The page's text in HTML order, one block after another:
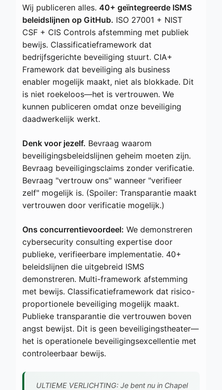
Wij publiceren alles. 40+ geïntegreerde ISMS
beleidslijnen op GitHub. ISO 27001 + NIST
CSF + CIS Controls afstemming met publiek
bewijs. Classificatieframework dat
bedrijfsgerichte beveiliging stuurt. CIA+
Framework dat beveiliging als business
enabler mogelijk maakt, niet als blokkade. Dit
is niet roekeloos—het is vertrouwen. We
kunnen publiceren omdat onze beveiliging
daadwerkelijk werkt.
Denk voor jezelf. Bevraag waarom
beveiligingsbeleidslijnen geheim moeten zijn.
Bevraag beveiligingsclaims zonder verificatie.
Bevraag "vertrouw ons" wanneer "verifieer
zelf" mogelijk is. (Spoiler: Transparantie maakt
vertrouwen door verificatie mogelijk.)
Ons concurrentievoordeel: We demonstreren
cybersecurity consulting expertise door
publieke, verifieerbare implementatie. 40+
beleidslijnen die uitgebreid ISMS
demonstreren. Multi-framework afstemming
met bewijs. Classificatieframework dat risico-
proportionele beveiliging mogelijk maakt.
Publieke transparantie die vertrouwen boven
angst bewijst. Dit is geen beveiligingstheater—
het is operationele beveiligingsexcellentie met
controleerbaar bewijs.
ULTIEME VERLICHTING: Je bent nu in Chapel